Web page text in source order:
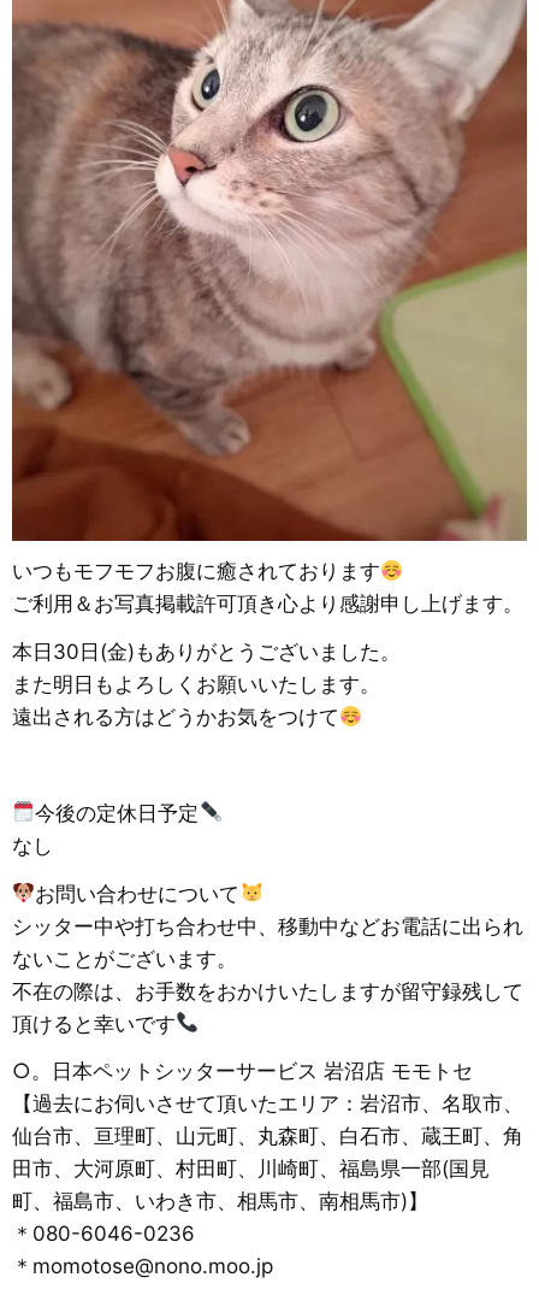
いつもモフモフお腹に癒されております
ご利用＆お写真掲載許可頂き心より感謝申し上げます。
本日30日(金)もありがとうございました。
また明日もよろしくお願いいたします。
遠出される方はどうかお気をつけて
今後の定休日予定
なし
お問い合わせについて
シッター中や打ち合わせ中、移動中などお電話に出られ
ないことがございます。
不在の際は、お手数をおかけいたしますが留守録残して
頂けると幸いです
○。日本ペットシッターサービス 岩沼店 モモトセ
【過去にお伺いさせて頂いたエリア：岩沼市、名取市、
仙台市、亘理町、山元町、丸森町、白石市、蔵王町、角
田市、大河原町、村田町、川崎町、福島県一部(国見
町、福島市、いわき市、相馬市、南相馬市)】
＊080-6046-0236
＊momotose@nono.moo.jp